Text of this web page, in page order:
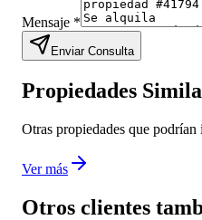
Mensaje *
Enviar Consulta
Propiedades
Otras propiedades que podrían
Ver más
Otros clientes